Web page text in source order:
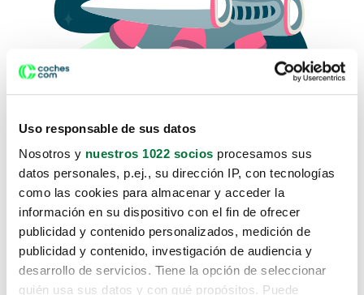
Uso responsable de sus datos
Nosotros y nuestros 1022 socios procesamos sus
datos personales, p.ej., su dirección IP, con tecnologías
como las cookies para almacenar y acceder la
información en su dispositivo con el fin de ofrecer
publicidad y contenido personalizados, medición de
publicidad y contenido, investigación de audiencia y
desarrollo de servicios. Tiene la opción de seleccionar
quién usa sus datos y con qué propósitos. Puede
Lo sentimos, no sabemos como
te hemos traido hasta aquí.
Pero puedes encontrar el coche que estás